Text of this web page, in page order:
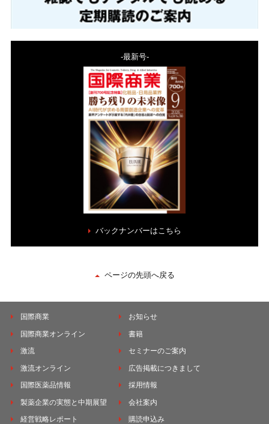
-最新号-
バックナンバーはこちら
ページの先頭へ戻る
国際商業
国際商業オンライン
激流
激流オンライン
国際医薬品情報
製薬企業の実態と中期展望
経営戦略レポート
お知らせ
書籍
セミナーのご案内
広告掲載につきまして
採用情報
会社案内
購読申込み